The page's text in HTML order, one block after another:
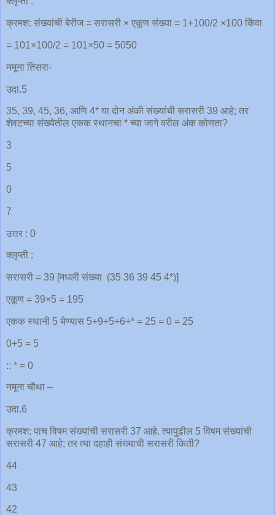
क्रमश: संख्यांची बेरीज = सरासरी × एकूण संख्या = 1+100/2 ×100 किंवा
= 101×100/2 = 101×50 = 5050
नमूना तिसरा-
उदा.5
35, 39, 45, 36, आणि 4* या दोन अंकी संख्यांची सरासरी 39 आहे; तर
शेवटच्या संख्येतील एकक स्थानचा * च्या जागे वरील अंक कोणता?
3
5
0
7
उत्तर : 0
क्लृप्ती :
सरासरी = 39 [मधली संख्या (35 36 39 45 4*)]
एकूण = 39×5 = 195
एकक स्थानी 5 येण्यास 5+9+5+6+* = 25 = 0 = 25
0+5 = 5
:: * = 0
नमूना चौथा –
उदा.6
क्रमश: पाच विषम संख्यांची सरासरी 37 आहे. त्यापुढील 5 विषम संख्यांची
सरासरी 47 आहे; तर त्या दहाही संख्याची सरासरी किती?
44
43
42